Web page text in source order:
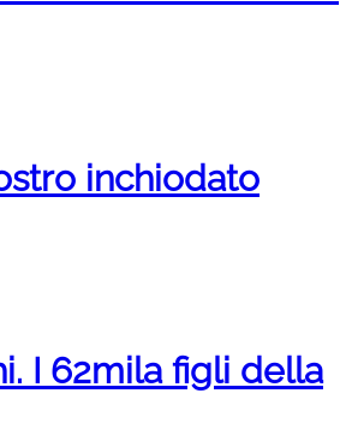
inchiodato
I 62mila figli della